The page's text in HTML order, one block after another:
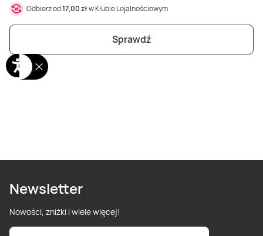
Odbierz od17,00 złw Klubie Lojalnościowym
Sprawdź
Newsletter
Nowości, zniżki i wiele więcej!